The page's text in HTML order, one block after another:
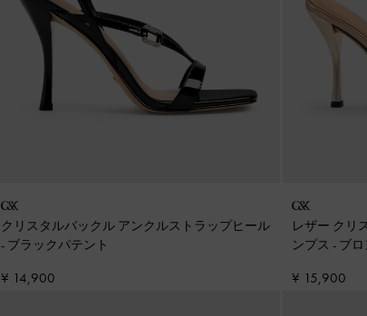
クリスタルバックル アンクルストラップヒール
- ブラックパテント
¥ 14,900
レザー クリ
ンプス - ブ
¥ 15,900